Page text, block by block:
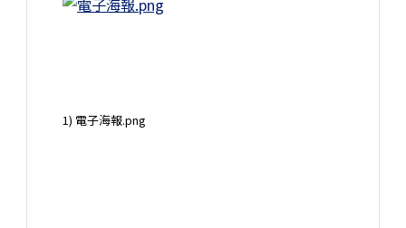
1) 電子海報.png